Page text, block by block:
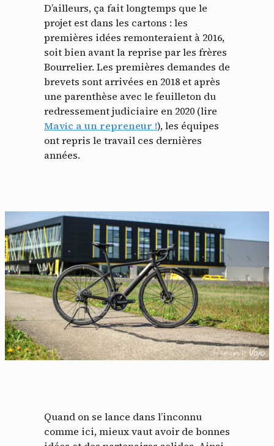
D’ailleurs, ça fait longtemps que le
projet est dans les cartons : les
premières idées remonteraient à 2016,
soit bien avant la reprise par les frères
Bourrelier. Les premières demandes de
brevets sont arrivées en 2018 et après
une parenthèse avec le feuilleton du
redressement judiciaire en 2020 (lire
Mavic a un repreneur !), les équipes
ont repris le travail ces dernières
années.
Quand on se lance dans l’inconnu
comme ici, mieux vaut avoir de bonnes